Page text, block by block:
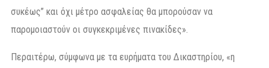
συκέως” και όχι μέτρο ασφαλείας θα μπορούσαν να
παρομοιαστούν οι συγκεκριμένες πινακίδες».
Περαιτέρω, σύμφωνα με τα ευρήματα του Δικαστηρίου, «η